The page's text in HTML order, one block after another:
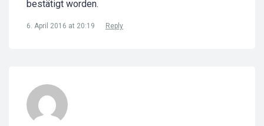
bestätigt worden.
6. April 2016 at 20:19 Reply